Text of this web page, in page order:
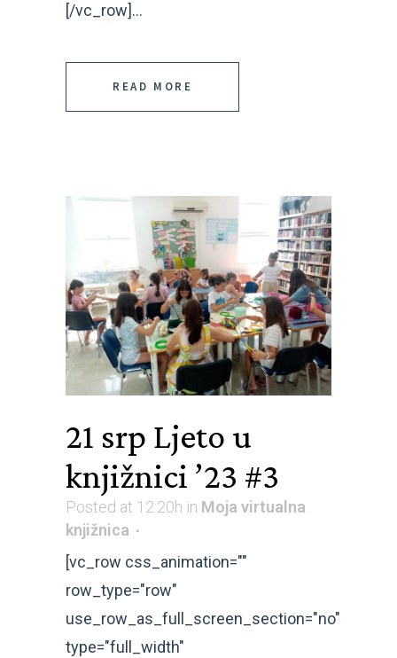
[/vc_row]...
READ MORE
21 srp Ljeto u
knjižnici ’23 #3
Posted at 12:20h in Moja virtualna
knjižnica
[vc_row css_animation=""
row_type="row"
use_row_as_full_screen_section="no"
type="full_width"